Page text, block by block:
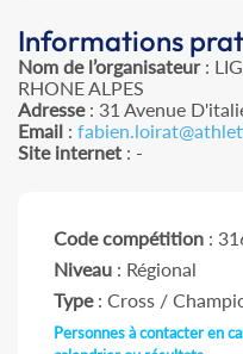
Informations
Nom de l’organisateur:
RHONE ALPES
Adresse: 31 Avenue
Email :
Site internet : -
Code compétition :
Niveau : Régional
Type: Cross /
Personnes à contacter en